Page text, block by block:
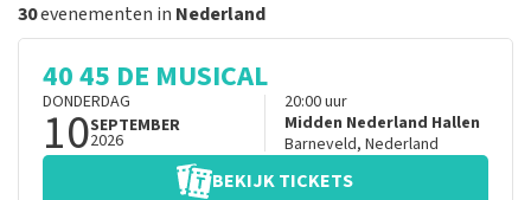
30evenementen in Nederland
40 45 DE MUSICAL
DONDERDAG
10SEPTEMBER
2026
20:00uur
Midden Nederland Hallen
Barneveld, Nederland
BEKIJK TICKETS